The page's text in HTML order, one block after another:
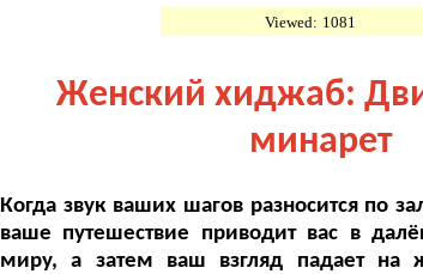
Viewed: 1081
Женский хиджаб:
минарет
Когда звук ваших шагов разносится по
ваше путешествие приводит вас в
миру, а затем ваш взгляд падает на